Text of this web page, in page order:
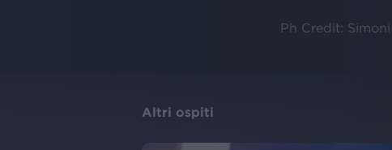
Ph Credit: Simoni
Altri ospiti